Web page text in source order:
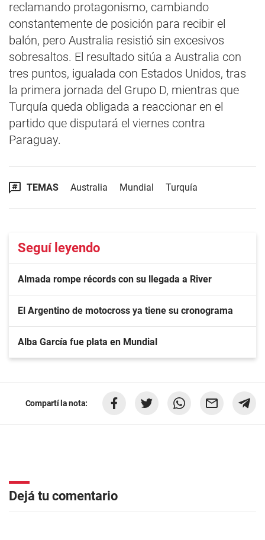
reclamando protagonismo, cambiando
constantemente de posición para recibir el
balón, pero Australia resistió sin excesivos
sobresaltos. El resultado sitúa a Australia con
tres puntos, igualada con Estados Unidos, tras
la primera jornada del Grupo D, mientras que
Turquía queda obligada a reaccionar en el
partido que disputará el viernes contra
Paraguay.
TEMAS Australia Mundial Turquía
Seguí leyendo
Almada rompe récords con su llegada a River
El Argentino de motocross ya tiene su cronograma
Alba García fue plata en Mundial
Compartí la nota:
Dejá tu comentario